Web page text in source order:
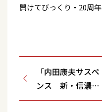
開けてびっくり・20周年
「内田康夫サスペ
ンス 新・信濃の
コロンボ ～追分殺